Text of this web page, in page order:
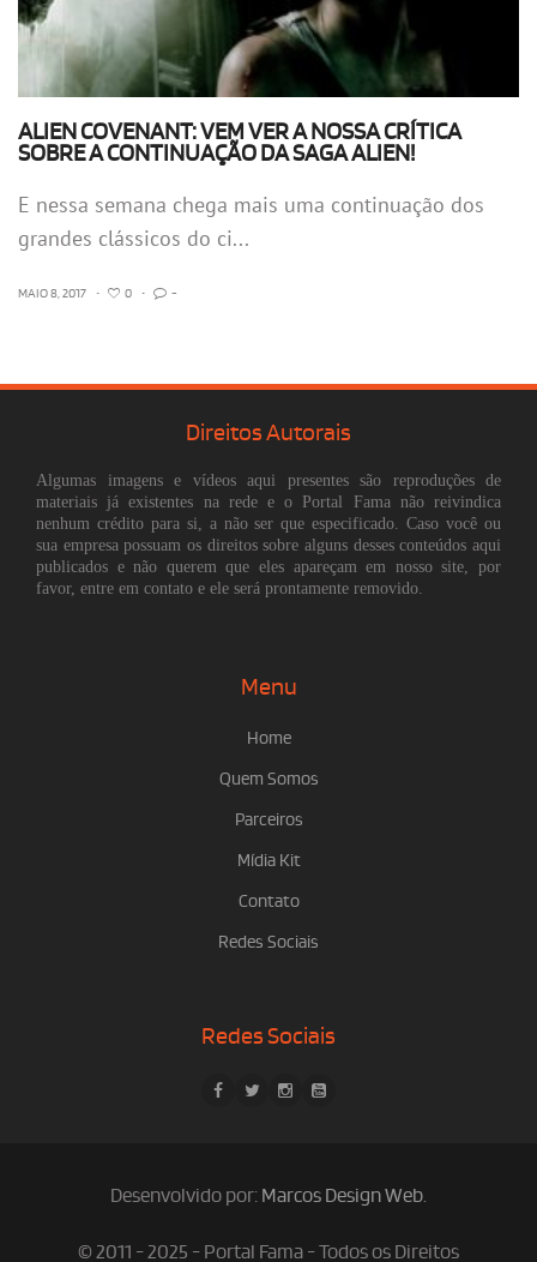
ALIEN COVENANT: VEM VER A NOSSA CRÍTICA
SOBRE A CONTINUAÇÃO DA SAGA ALIEN!
E nessa semana chega mais uma continuação dos
grandes clássicos do ci...
MAIO 8, 2017 • 0 • -
Direitos Autorais
Algumas imagens e vídeos aqui presentes são reproduções de
materiais já existentes na rede e o Portal Fama não reivindica
nenhum crédito para si, a não ser que especificado. Caso você ou
sua empresa possuam os direitos sobre alguns desses conteúdos aqui
publicados e não querem que eles apareçam em nosso site, por
favor, entre em contato e ele será prontamente removido.
Menu
Home
Quem Somos
Parceiros
Mídia Kit
Contato
Redes Sociais
Redes Sociais
Desenvolvido por: Marcos Design Web.
© 2011 - 2025 - Portal Fama - Todos os Direitos